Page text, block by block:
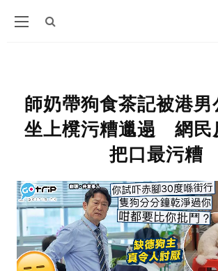
師奶帶狗食茶記被港
坐上櫈污糟邋遢 網民
把口最污糟